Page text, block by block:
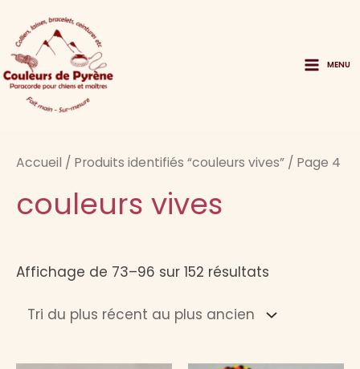
contenu
MENU
Accueil / Produits identifiés “couleurs vives” / Page 4
couleurs vives
Affichage de 73–96 sur 152 résultats
récent